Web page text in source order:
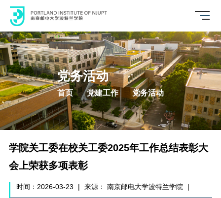
党务活动
首页 党建工作 党务活动
学院关工委在校关工委2025年工作总结表彰大
会上荣获多项表彰
时间：2026-03-23 | 来源： 南京邮电大学波特兰学院 |